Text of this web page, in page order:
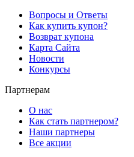
Вопросы и Ответы
Как купить купон?
Возврат купона
Карта Сайта
Новости
Конкурсы
Партнерам
О нас
Как стать партнером?
Наши партнеры
Все акции